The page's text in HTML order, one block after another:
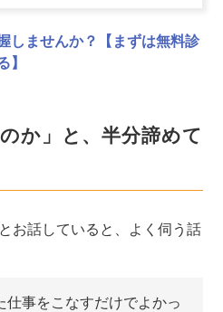
しませんか？【まずは無料診
】
か」と、半分諦めて
お話していると、よく伺う話
仕事をこなすだけでよかっ